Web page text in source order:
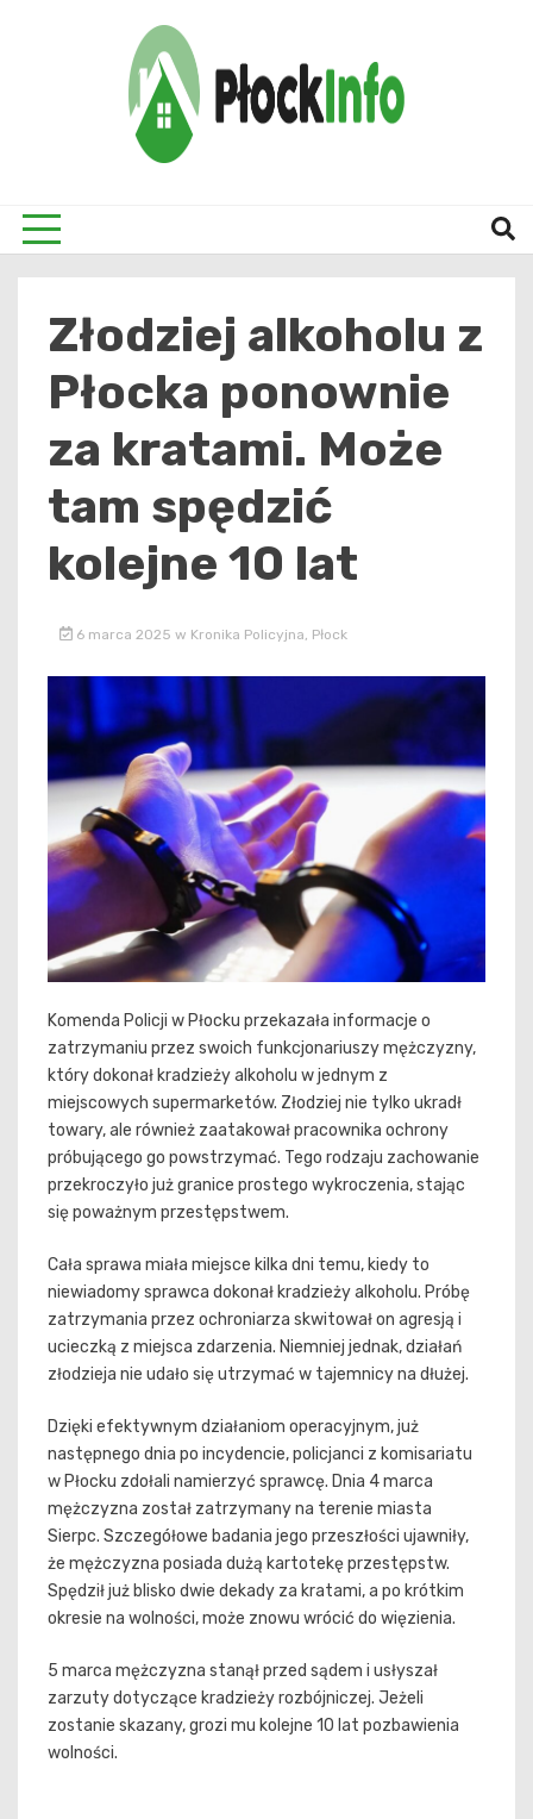
Złodziej alkoholu z
Płocka ponownie
za kratami. Może
tam spędzić
kolejne 10 lat
6 marca 2025 w Kronika Policyjna Płock
Komenda Policji w Płocku przekazała informacje o
zatrzymaniu przez swoich funkcjonariuszy mężczyzny,
który dokonał kradzieży alkoholu w jednym z
miejscowych supermarketów. Złodziej nie tylko ukradł
towary, ale również zaatakował pracownika ochrony
próbującego go powstrzymać. Tego rodzaju zachowanie
przekroczyło już granice prostego wykroczenia, stając
się poważnym przestępstwem.
Cała sprawa miała miejsce kilka dni temu, kiedy to
niewiadomy sprawca dokonał kradzieży alkoholu. Próbę
zatrzymania przez ochroniarza skwitował on agresją i
ucieczką z miejsca zdarzenia. Niemniej jednak, działań
złodzieja nie udało się utrzymać w tajemnicy na dłużej.
Dzięki efektywnym działaniom operacyjnym, już
następnego dnia po incydencie, policjanci z komisariatu
w Płocku zdołali namierzyć sprawcę. Dnia 4 marca
mężczyzna został zatrzymany na terenie miasta
Sierpc. Szczegółowe badania jego przeszłości ujawniły,
że mężczyzna posiada dużą kartotekę przestępstw.
Spędził już blisko dwie dekady za kratami, a po krótkim
okresie na wolności, może znowu wrócić do więzienia.
5 marca mężczyzna stanął przed sądem i usłyszał
zarzuty dotyczące kradzieży rozbójniczej. Jeżeli
zostanie skazany, grozi mu kolejne 10 lat pozbawienia
wolności.